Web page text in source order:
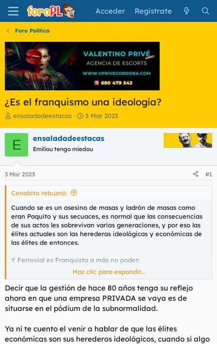
Acceder Regístrate
Foro Política
¿Es el franquismo una ideología?
I
i
c
i
a
d
o
r
d
l
t
e
m
a
ensaladadeestacas
F
h
a
e
n
i
o
3 Mar 2023
E ensaladadeestacas
Emiliou tengo miedou
3 Mar 2023 #1
Cenobita rebuznó:
Cuando se es un asesino de masas y ladrón de masas como
eran Paquito y sus secuaces, es normal que las consecuencias
de sus actos les sobrevivan varias generaciones, y por eso las
élites actuales son las herederas ideológicas y económicas de
las élites de entonces.
Y Ferrovial es Franquista a más no poder:
Ferrovial: Las puertas giratorias de las empresas constructora del IBEX
Entre las puertas giratorias de Ferrovial no se han
encontrado nombres mediáticos conocidos, sino
técnicos comerciales o abogados del Estado
Haz clic para expandir...
Decir que la gestión de hace 80 años tenga su reflejo
ahora en que una empresa PRIVADA se vaya es de
situarse en el pódium de la subnormalidad.
Ya ni te cuento el venir a hablar de que las élites
económicas son sus herederos ideológicos, cuando si algo